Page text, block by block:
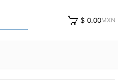
$ 0.00MXN